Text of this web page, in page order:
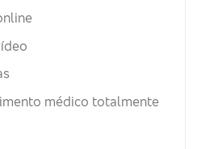
médico totalmente